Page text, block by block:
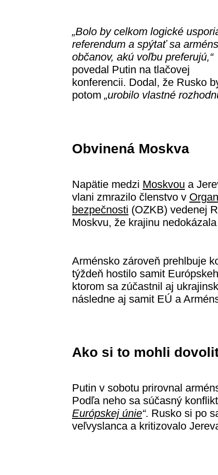
„Bolo by celkom logické
referendum a spýtať sa
občanov, akú voľbu preferujú,“
povedal Putin na tlačovej
konferencii. Dodal, že Rusko
potom „urobilo vlastné
Obvinená Moskva
Napätie medzi Moskvou a
vlani zmrazilo členstvo v
bezpečnosti (OZKB) vedenej
Moskvu, že krajinu
Arménsko zároveň prehlbuje
týždeň hostilo samit
ktorom sa zúčastnil aj
následne aj samit EÚ a
Ako si to mohli
Putin v sobotu prirovnal
Podľa neho sa súčasný
Európskej únie“. Rusko si po
veľvyslanca a kritizovalo